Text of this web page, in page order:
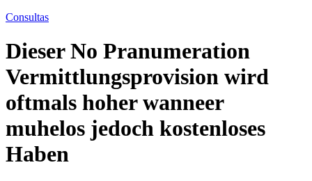
Consultas
Dieser No Pranumeration
Vermittlungsprovision wird
oftmals hoher wanneer
muhelos jedoch kostenloses
Haben